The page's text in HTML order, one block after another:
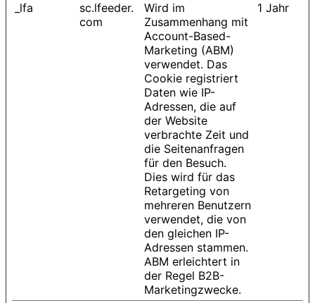
_lfa
sc.lfeeder.
com
Wird im
Zusammenhang mit
Account-Based-
Marketing (ABM)
verwendet. Das
Cookie registriert
Daten wie IP-
Adressen, die auf
der Website
verbrachte Zeit und
die Seitenanfragen
für den Besuch.
Dies wird für das
Retargeting von
mehreren Benutzern
verwendet, die von
den gleichen IP-
Adressen stammen.
ABM erleichtert in
der Regel B2B-
Marketingzwecke.
1 Jahr